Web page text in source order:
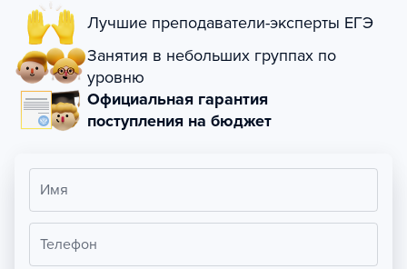
Лучшие преподаватели-эксперты ЕГЭ
Занятия в небольших группах по
уровню
Официальная гарантия
поступления на бюджет
Имя
Телефон